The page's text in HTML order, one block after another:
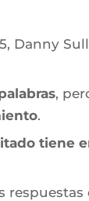
Danny
,
.
tiene
respuestas